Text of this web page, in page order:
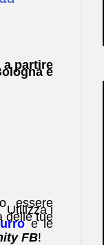
a partire
e
essere
Utilizza i
delle tue
e le
FB!